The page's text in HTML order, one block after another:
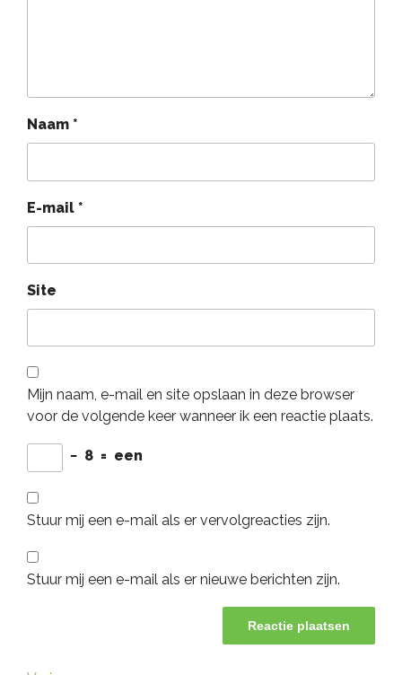
Naam *
E-mail *
Site
Mijn naam, e-mail en site opslaan in deze browser
voor de volgende keer wanneer ik een reactie plaats.
− 8 = een
Stuur mij een e-mail als er vervolgreacties zijn.
Stuur mij een e-mail als er nieuwe berichten zijn.